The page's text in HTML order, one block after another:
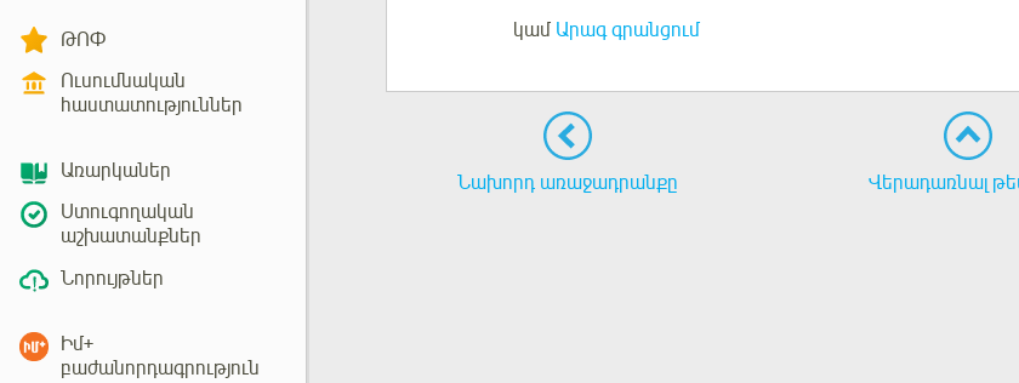
ԹՈՓ
Ուսումնական
հաստատություններ
Առարկաներ
Ստուգողական
աշխատանքներ
Նորույթներ
Իմ+
բաժանորդագրություն
կամ Արագ գրանցում
Նախորդ առաջադրանքը Վերադառնալ